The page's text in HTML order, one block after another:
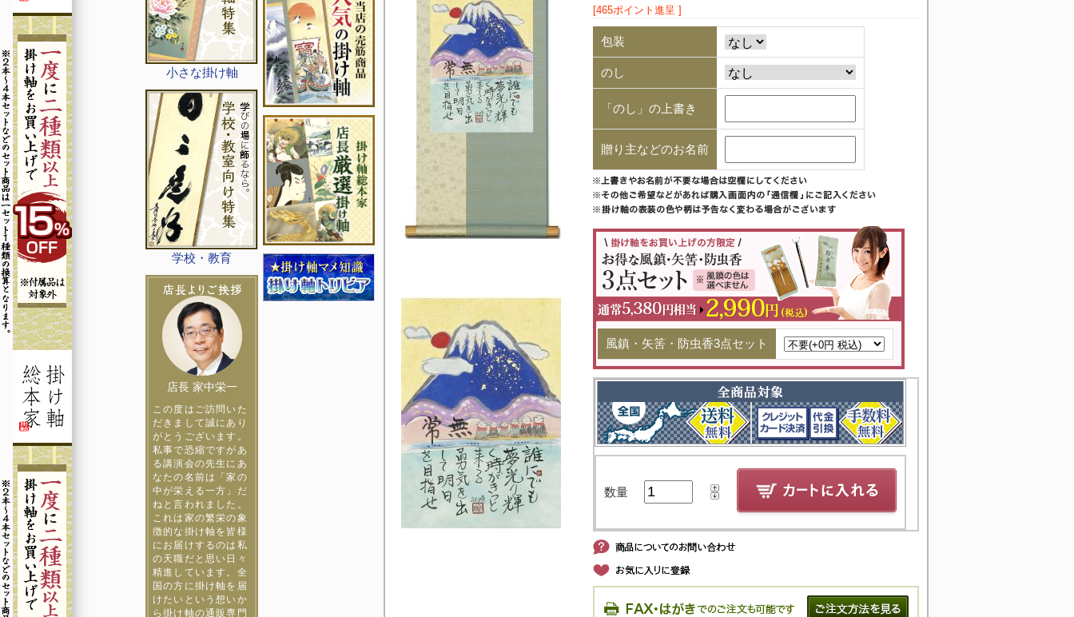
小さな掛け軸
学校・教育
店長 家中栄一
この度はご訪問いた
だきまして誠にあり
がとうございます。
私事で恐縮ですがあ
る講演会の先生にあ
なたの名前は「家の
中が栄える一方」だ
ねと言われました。
これは家の繁栄の象
徴的な掛け軸を皆様
にお届けするのは私
の天職だと思い日々
精進しています。全
国の方に掛け軸を届
けたいという想いか
ら掛け軸の通販専門
[465ポイント進呈 ]
包装
のし
「のし」の上書き
贈り主などのお名前
風鎮・矢筈・防虫香3点セット
数量